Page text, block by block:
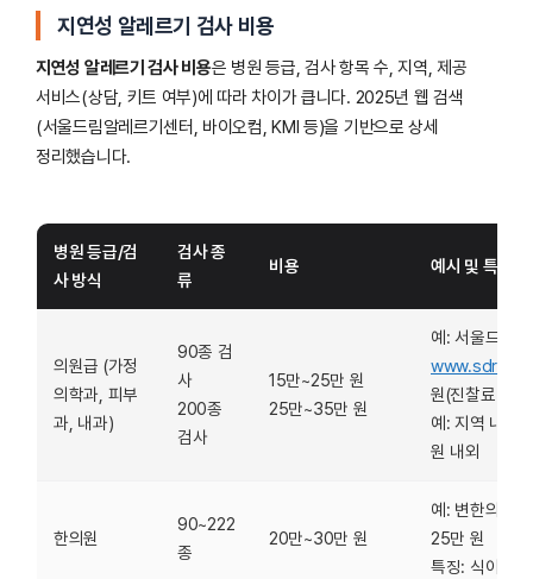
지연성 알레르기 검사 비용
지연성 알레르기 검사 비용은 병원 등급, 검사 항목 수, 지역, 제공
서비스(상담, 키트 여부)에 따라 차이가 큽니다. 2025년 웹 검색
(서울드림알레르기센터, 바이오컴, KMI 등)을 기반으로 상세
정리했습니다.
병원 등급/검
사 방식
검사 종
류
비용 예시 및 특징
의원급 (가정
의학과, 피부
과, 내과)
90종 검
사
200종
검사
15만~25만 원
25만~35만 원
예: 서울드림
원(진찰료 별
예: 지역 내과(
원 내외
한의원
90~222
종
20만~30만 원
예: 변한의원(
25만 원
특징: 식이 요